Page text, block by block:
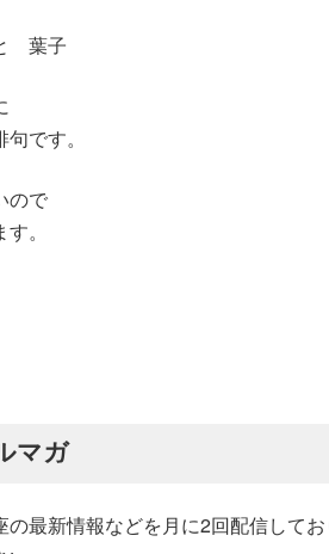
葉子
です。
ので
。
マガ
最新情報などを月に2回配信してお